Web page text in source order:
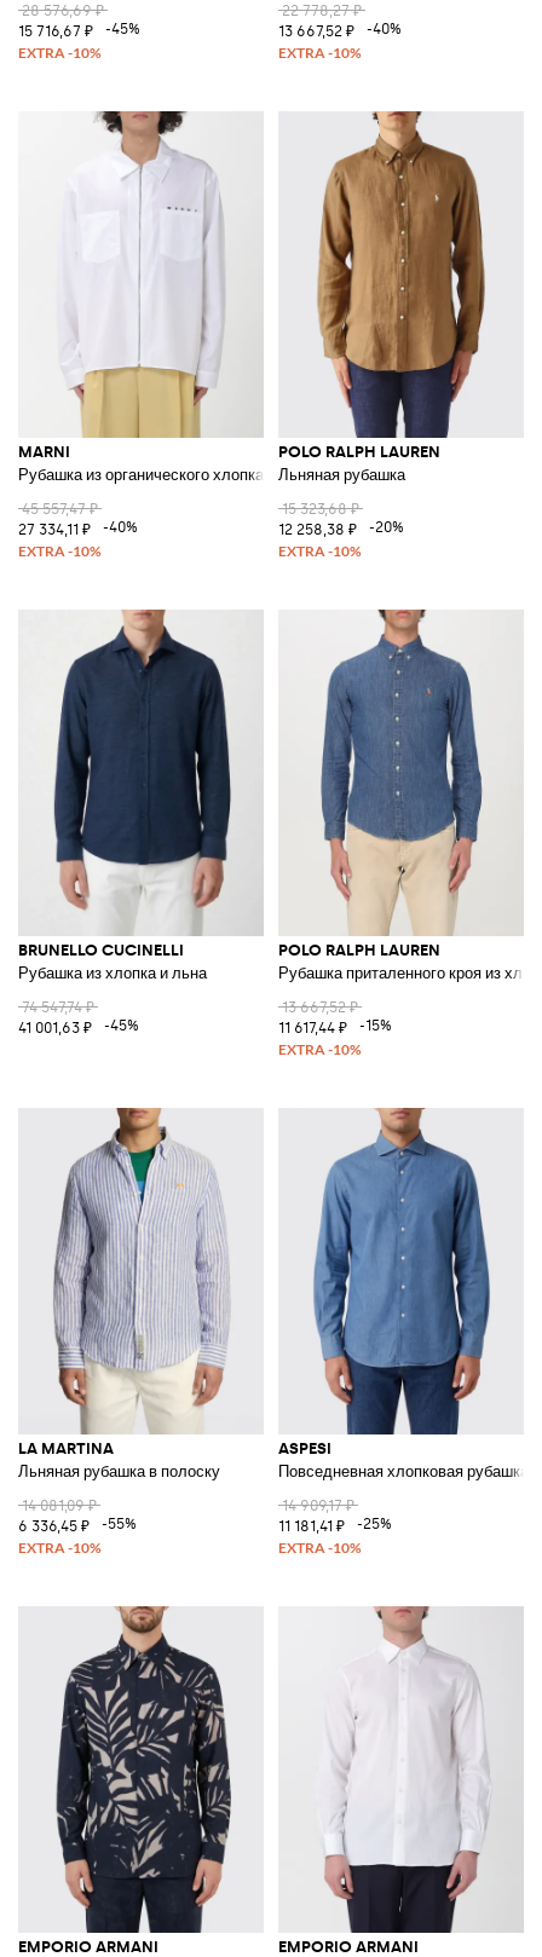
28 576,69 ₽
15 716,67 ₽
-45%
22 778,27 ₽
13 667,52 ₽
-40%
MARNI
Рубашка из органического хлопка с логотипом
45 557,47 ₽
27 334,11 ₽
-40%
POLO RALPH LAUREN
Льняная рубашка
15 323,68 ₽
12 258,38 ₽
-20%
BRUNELLO CUCINELLI
Рубашка из хлопка и льна
74 547,74 ₽
41 001,63 ₽
-45%
POLO RALPH LAUREN
Рубашка приталенного кроя из
13 667,52 ₽
11 617,44 ₽
-15%
LA MARTINA
Льняная рубашка в полоску
14 081,09 ₽
6 336,45 ₽
-55%
ASPESI
Повседневная хлопковая рубашка
14 909,17 ₽
11 181,41 ₽
-25%
EMPORIO ARMANI EMPORIO ARMANI